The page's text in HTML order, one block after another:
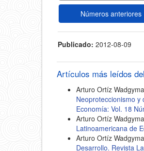
Números anteriores
Publicado: 2012-08-09
Artículos más leídos
Arturo Ortíz
Neoproteccionismo y
Economía: Vol. 18
Arturo Ortíz
Latinoamericana de
Arturo Ortíz
Desarrollo. Revista